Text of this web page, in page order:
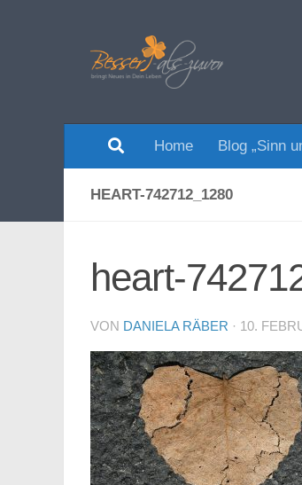
Home Blog „Sinn
HEART-742712_1280
heart-
VON DANIELA RÄBER · 10.